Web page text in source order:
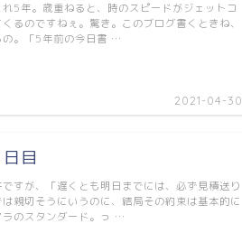
2021-04-30
5年。歳重ねると、時のスピードがジェットコ
るのですねぇ。驚き。このブログ書くときね、
の。「5年前の今日書 …
目
すが、「遅くとも明日までには、必ず見積送り
親切そうにいうのに、結局その約束は基本的に
ラのスタンダード。っ …